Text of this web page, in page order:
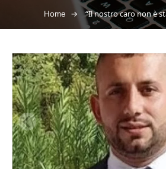
Home →